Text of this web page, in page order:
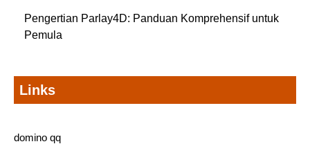
Pengertian Parlay4D: Panduan Komprehensif untuk
Pemula
Links
domino qq